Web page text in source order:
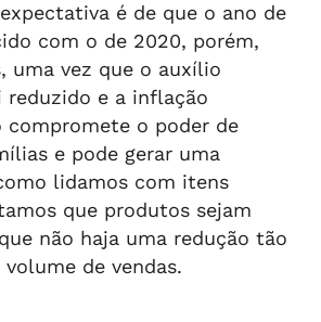
é de que o ano de
com o de 2020, porém,
uma vez que o auxílio
reduzido e a inflação
compromete o poder de
e pode gerar uma
lidamos com itens
que produtos sejam
não haja uma redução tão
de vendas.